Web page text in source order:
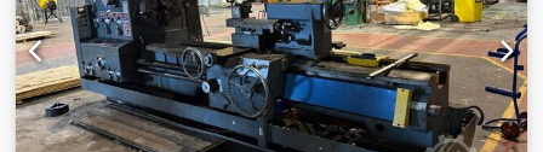
мощность: 22 кВт Приблизительный вес станка: 6,5 т
Приблизительные габаритные размеры: 6,5 x 1,5 x 2,0 м в
комплекте с цифровой индикацией HEIDENHAIN
Трехкулачковый патрон, диаметр 315 мм
Многофункциональный держатель инструмента MULTIFIX 2
неподвижных упора (отверстие 340 мм, 520 мм) *